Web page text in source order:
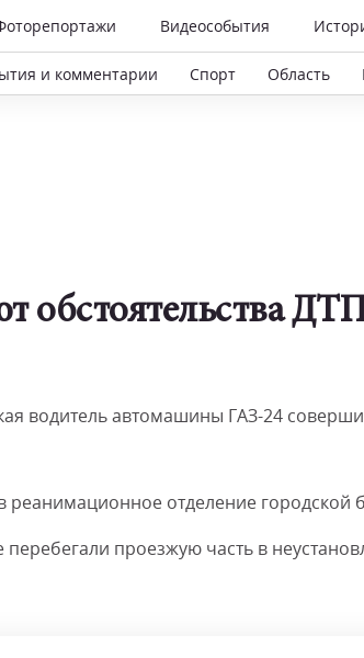
Видеособытия
и комментарии Спорт Область
обстоятельства
водитель автомашины ГАЗ-24
реанимационное отделение городской
проезжую часть в